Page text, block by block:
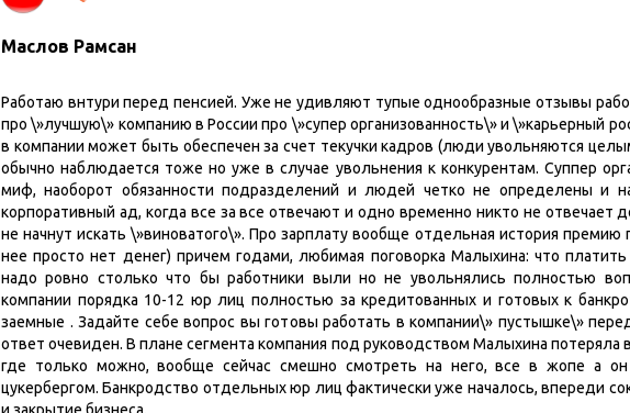
Маслов Рамсан
Работаю внтури перед пенсией. Уже не удивляют тупые однообразные отзывы
про \»лучшую\» компанию в России про \»супер организованность\» и \»карьерный
в компании может быть обеспечен за счет текучки кадров (люди увольняются
обычно наблюдается тоже но уже в случае увольнения к конкурентам. Суппер
миф, наоборот обязанности подразделений и людей четко не определены и
корпоративный ад, когда все за все отвечают и одно временно никто не отвечает
не начнут искать \»виноватого\». Про зарплату вообще отдельная история премию
нее просто нет денег) причем годами, любимая поговорка Малыхина: что
надо ровно столько что бы работники выли но не увольнялись полностью
компании порядка 10-12 юр лиц полностью за кредитованных и готовых к
заемные . Задайте себе вопрос вы готовы работать в компании\» пустышке\»
ответ очевиден. В плане сегмента компания под руководством Малыхина потеряла
где только можно, вообще сейчас смешно смотреть на него, все в жопе а
цукербергом. Банкродство отдельных юр лиц фактически уже началось, впереди